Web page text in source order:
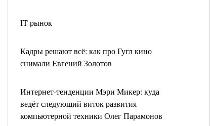
IT-рынок
Кадры решают всё: как про Гугл кино
снимали Евгений Золотов
Интернет-тенденции Мэри Микер: куда
ведёт следующий виток развития
компьютерной техники Олег Парамонов